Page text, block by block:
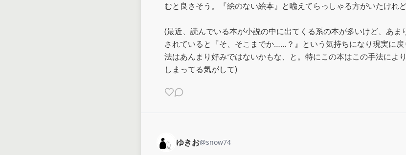
むと良さそう。『絵のない絵本』と喩えてらっしゃる方がいたけれど
(最近、読んでいる本が小説の中に出てくる系の本が多いけど、あま
されていると『そ、そこまでか……？』という気持ちになり現実に
法はあんまり好みではないかもな、と。特にこの本はこの手法によ
しまってる気がして)
ゆきお@snow74